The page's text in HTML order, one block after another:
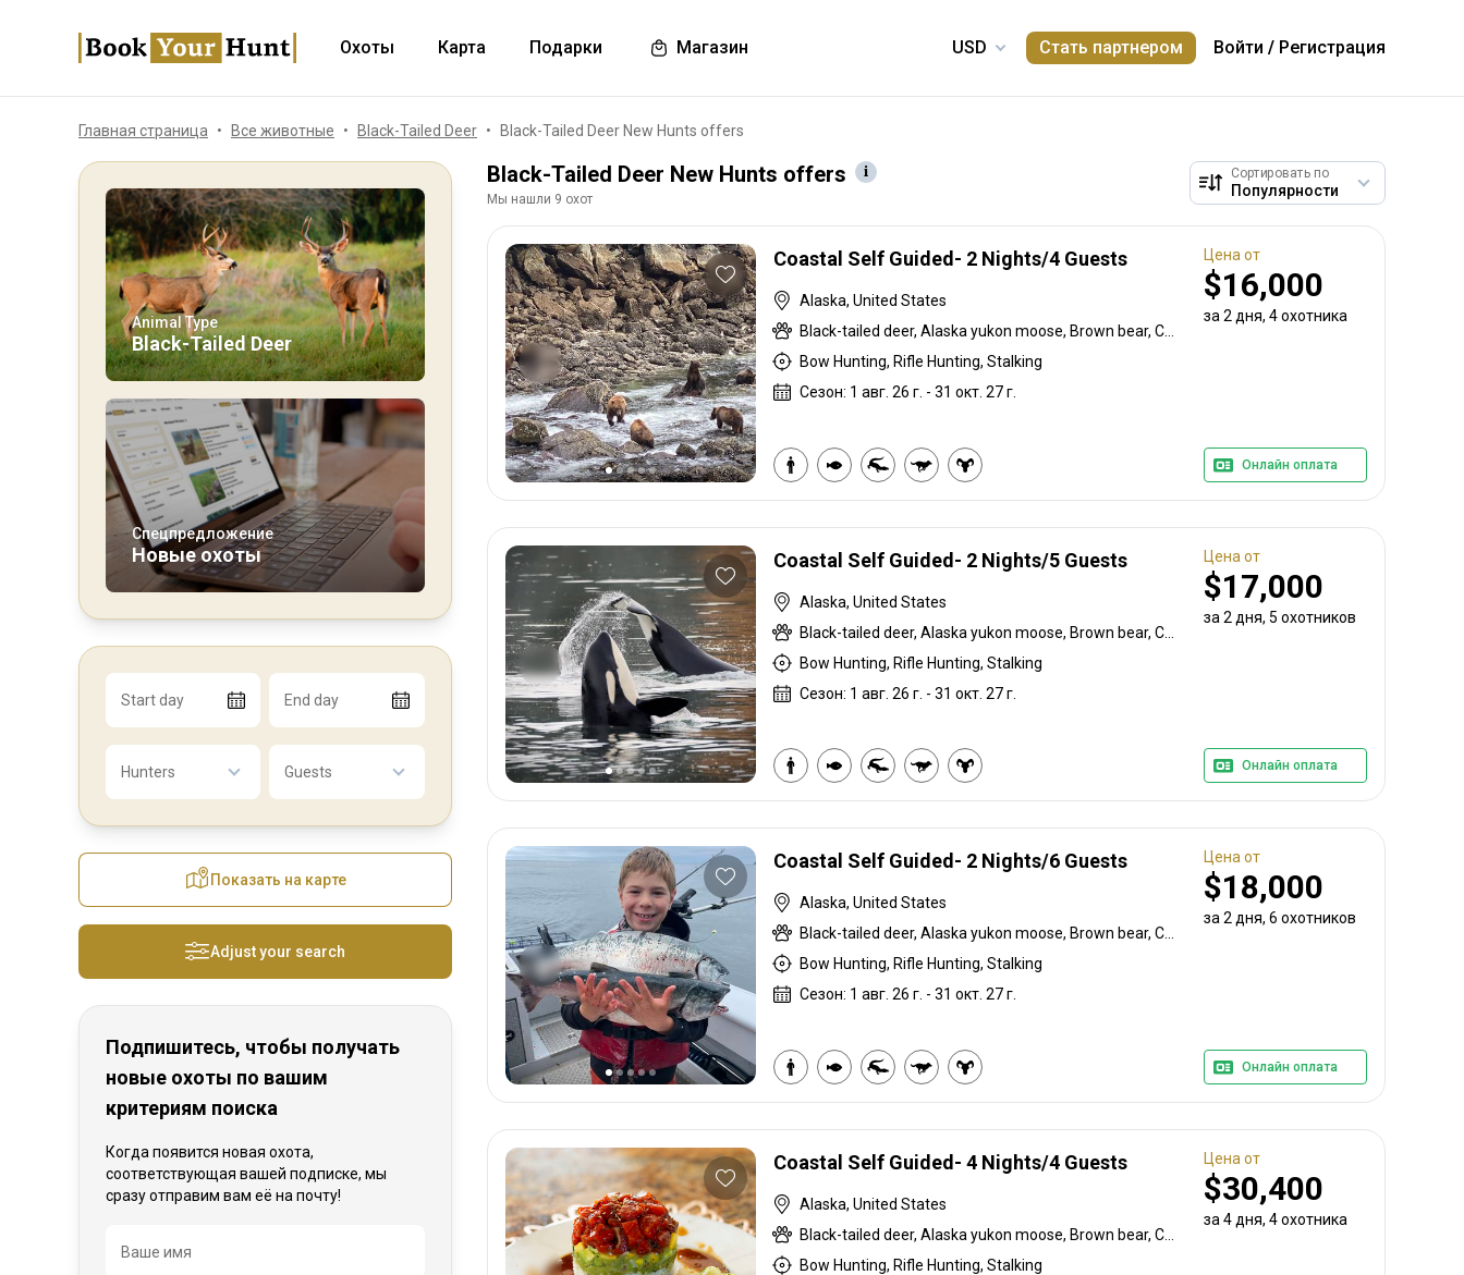
Охоты Карта Подарки Магазин Стать партнером Войти / Регистрация
Главная страница Все животные Black-Tailed Deer Black-Tailed Deer New Hunts offers
Animal Type
Black-Tailed Deer
Спецпредложение
Новые охоты
Start day End day
Hunters Guests
Показать на карте
Adjust your search
Подпишитесь, чтобы получать
новые охоты по вашим
критериям поиска
Когда появится новая охота,
соответствующая вашей подписке, мы
сразу отправим вам её на почту!
Название
Ваше имя
Black-Tailed Deer New Hunts offers
Мы нашли 9 охот
Сортировать по
Coastal Self Guided- 2 Nights/4 Guests
Alaska, United States
Black-tailed deer, Alaska yukon moose, Brown bear, Caribou, Coastal black bear, Mountain goat
Bow Hunting, Rifle Hunting, Stalking
Сезон: 1 авг. 26 г. - 31 окт. 27 г.
Цена от
$16,000
за 2 дня, 4 охотника
Онлайн оплата
Coastal Self Guided- 2 Nights/5 Guests
Alaska, United States
Black-tailed deer, Alaska yukon moose, Brown bear, Caribou, Coastal black bear, Mountain goat
Bow Hunting, Rifle Hunting, Stalking
Сезон: 1 авг. 26 г. - 31 окт. 27 г.
Цена от
$17,000
за 2 дня, 5 охотников
Онлайн оплата
Coastal Self Guided- 2 Nights/6 Guests
Alaska, United States
Black-tailed deer, Alaska yukon moose, Brown bear, Caribou, Coastal black bear, Mountain goat
Bow Hunting, Rifle Hunting, Stalking
Сезон: 1 авг. 26 г. - 31 окт. 27 г.
Цена от
$18,000
за 2 дня, 6 охотников
Онлайн оплата
Coastal Self Guided- 4 Nights/4 Guests
Alaska, United States
Black-tailed deer, Alaska yukon moose, Brown bear, Caribou, Coastal black bear, Mountain goat
Bow Hunting, Rifle Hunting, Stalking
Цена от
$30,400
за 4 дня, 4 охотника